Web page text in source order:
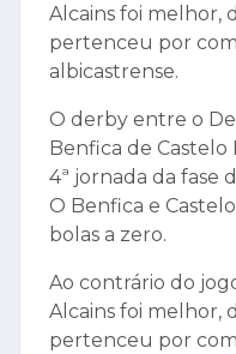
Alcains foi melhor,
pertenceu por
albicastrense.
O derby entre o
Benfica de Castelo
4ª jornada da fase
O Benfica e
bolas a zero.
Ao contrário do
Alcains foi melhor,
pertenceu por